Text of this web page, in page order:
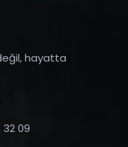
hayatta
32 09